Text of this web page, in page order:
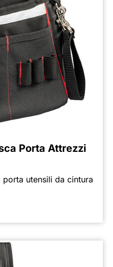
Porta Attrezzi
porta utensili da cintura